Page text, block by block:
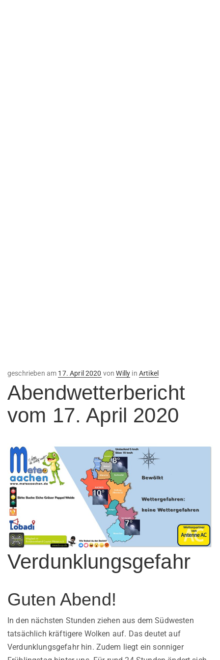
geschrieben am Veröffentlicht
am
17. April 2020 vonWilly in Artikel
Abendwetterbericht
vom 17. April 2020
Verdunklungsgefahr
Guten Abend!
In den nächsten Stunden ziehen aus dem Südwesten
tatsächlich kräftigere Wolken auf. Das deutet auf
Verdunklungsgefahr hin. Zudem liegt ein sonniger